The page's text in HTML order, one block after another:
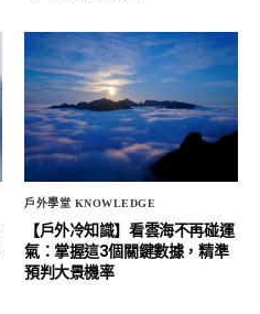
戶外學堂 KNOWLEDGE
【戶外冷知識】看雲海不再碰運
氣：掌握這3個關鍵數據，精準
預判大景機率